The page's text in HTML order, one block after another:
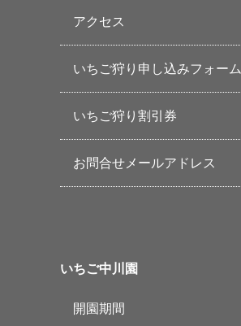
アクセス
いちご狩り申し込みフォーム
いちご狩り割引券
お問合せメールアドレス
いちご中川園
開園期間